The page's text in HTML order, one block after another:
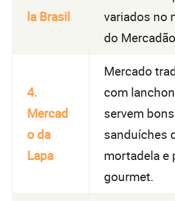
la Brasil
variados no
do
4.
Mercad
o da
Lapa
Mercado
com
servem bons
sanduíches
mortadela e
gourmet.